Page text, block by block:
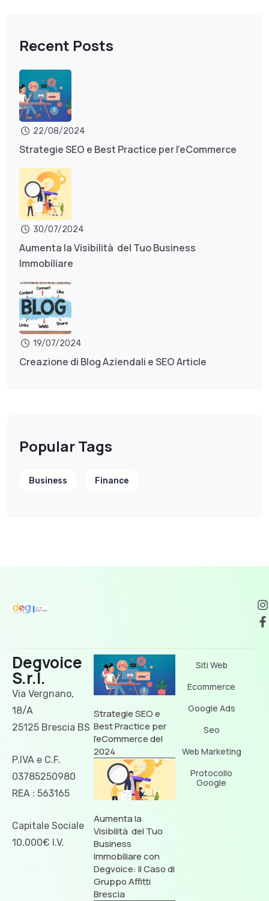
Recent Posts
22/08/2024
Strategie SEO e Best Practice per l’eCommerce
30/07/2024
Aumenta la Visibilità del Tuo Business
Immobiliare
19/07/2024
Creazione di Blog Aziendali e SEO Article
Popular Tags
Business Finance
Degvoice
S.r.l.
Via Vergnano,
18/A
25125 Brescia BS
P.IVA e C.F.
03785250980
REA : 563165
Capitale Sociale
10.000€ I.V.
Strategie SEO e
Best Practice per
l’eCommerce del
2024
Aumenta la
Visibilità del Tuo
Business
Immobiliare con
Degvoice: Il Caso di
Gruppo Affitti
Brescia
Siti Web
Ecommerce
Google Ads
Seo
Web Marketing
Protocollo
Google